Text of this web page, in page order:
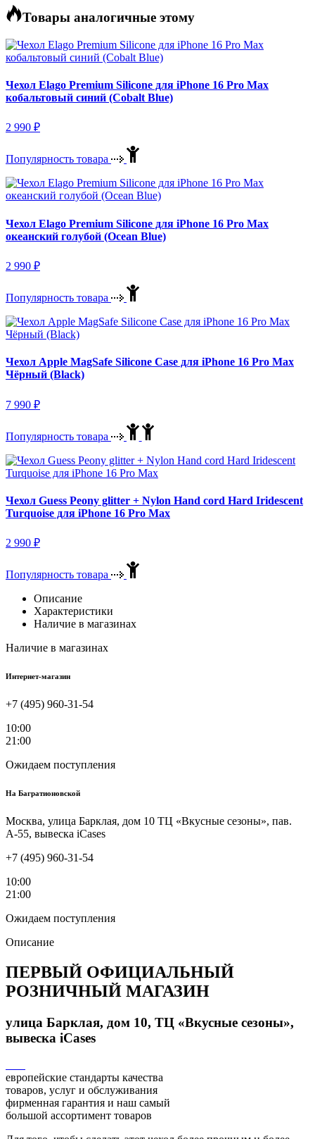
Товары аналогичные этому
Чехол Elago Premium Silicone для iPhone 16 Pro Max
кобальтовый синий (Cobalt Blue)
2 990 ₽
Популярность товара
Чехол Elago Premium Silicone для iPhone 16 Pro Max
океанский голубой (Ocean Blue)
2 990 ₽
Популярность товара
Чехол Apple MagSafe Silicone Case для iPhone 16 Pro Max
Чёрный (Black)
7 990 ₽
Популярность товара
Чехол Guess Peony glitter + Nylon Hand cord Hard Iridescent
Turquoise для iPhone 16 Pro Max
2 990 ₽
Популярность товара
Описание
Характеристики
Наличие в магазинах
Наличие в магазинах
Интернет-магазин
+7 (495) 960-31-54
10:00
21:00
Ожидаем поступления
На Багратионовской
Москва, улица Барклая, дом 10 ТЦ «Вкусные сезоны», пав.
А-55, вывеска iCases
+7 (495) 960-31-54
10:00
21:00
Ожидаем поступления
Описание
ПЕРВЫЙ ОФИЦИАЛЬНЫЙ
РОЗНИЧНЫЙ МАГАЗИН
улица Барклая, дом 10, ТЦ «Вкусные сезоны»,
вывеска iCases
европейские стандарты качества
товаров, услуг и обслуживания
фирменная гарантия и наш самый
большой ассортимент товаров